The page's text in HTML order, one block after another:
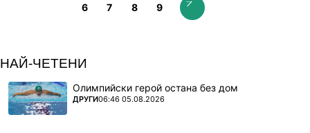
6 7 8 9
НАЙ-ЧЕТЕНИ
Олимпийски герой остана без дом
ПОВЕЧЕ ОТ
ДРУГИ06:46 05.08.2026